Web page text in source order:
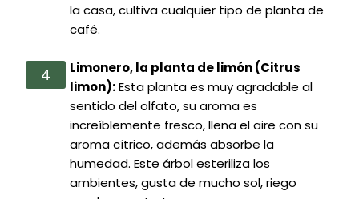
la casa, cultiva cualquier tipo de planta de
café.
Limonero, la planta de limón (Citrus
limon):Esta planta es muy agradable al
sentido del olfato, su aroma es
increíblemente fresco, llena el aire con su
aroma cítrico, además absorbe la
humedad. Este árbol esteriliza los
ambientes, gusta de mucho sol, riego